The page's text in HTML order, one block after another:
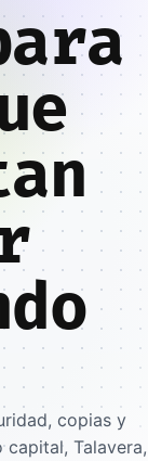
copias y
capital, Talavera,